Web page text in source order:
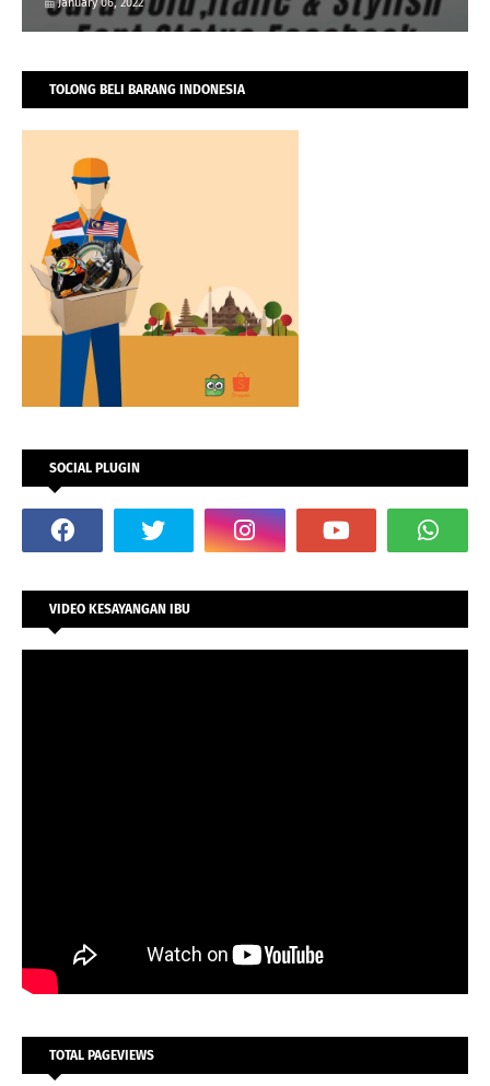
TOLONG BELI BARANG INDONESIA
SOCIAL PLUGIN
VIDEO KESAYANGAN IBU
TOTAL PAGEVIEWS